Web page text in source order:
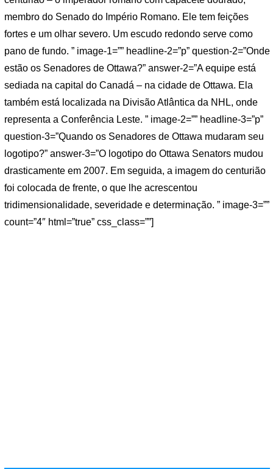
membro do Senado do Império Romano. Ele tem feições
fortes e um olhar severo. Um escudo redondo serve como
pano de fundo. ” image-1=”” headline-2=”p” question-2=”Onde
estão os Senadores de Ottawa?” answer-2=”A equipe está
sediada na capital do Canadá – na cidade de Ottawa. Ela
também está localizada na Divisão Atlântica da NHL, onde
representa a Conferência Leste. ” image-2=”” headline-3=”p”
question-3=”Quando os Senadores de Ottawa mudaram seu
logotipo?” answer-3=”O logotipo do Ottawa Senators mudou
drasticamente em 2007. Em seguida, a imagem do centurião
foi colocada de frente, o que lhe acrescentou
tridimensionalidade, severidade e determinação. ” image-3=””
count=”4″ html=”true” css_class=””]